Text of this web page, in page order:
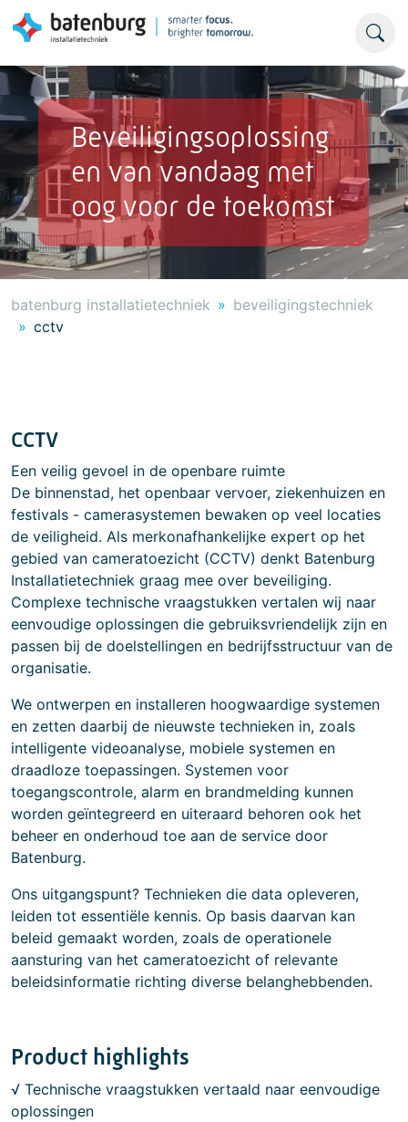
Beveiligingsoplossing
en van vandaag met
oog voor de toekomst
batenburg installatietechniek
beveiligingstechniek
cctv
CCTV
Een veilig gevoel in de openbare ruimte
De binnenstad, het openbaar vervoer, ziekenhuizen en
festivals - camerasystemen bewaken op veel locaties
de veiligheid. Als merkonafhankelijke expert op het
gebied van cameratoezicht (CCTV) denkt Batenburg
Installatietechniek graag mee over beveiliging.
Complexe technische vraagstukken vertalen wij naar
eenvoudige oplossingen die gebruiksvriendelijk zijn en
passen bij de doelstellingen en bedrijfsstructuur van de
organisatie.
We ontwerpen en installeren hoogwaardige systemen
en zetten daarbij de nieuwste technieken in, zoals
intelligente videoanalyse, mobiele systemen en
draadloze toepassingen. Systemen voor
toegangscontrole, alarm en brandmelding kunnen
worden geïntegreerd en uiteraard behoren ook het
beheer en onderhoud toe aan de service door
Batenburg.
Ons uitgangspunt? Technieken die data opleveren,
leiden tot essentiële kennis. Op basis daarvan kan
beleid gemaakt worden, zoals de operationele
aansturing van het cameratoezicht of relevante
beleidsinformatie richting diverse belanghebbenden.
Product highlights
√ Technische vraagstukken vertaald naar eenvoudige
oplossingen